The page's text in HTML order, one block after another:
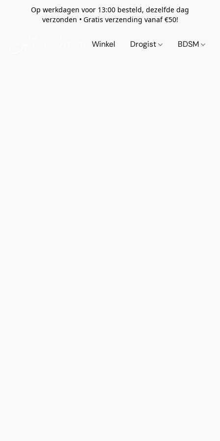
Op werkdagen voor 13:00 besteld, dezelfde dag
verzonden • Gratis verzending vanaf €50!
Winkel Drogist BDSM